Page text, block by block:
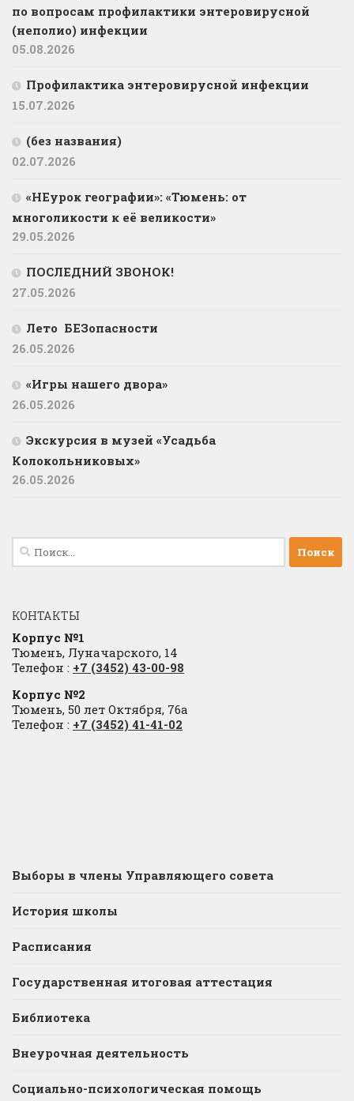
по вопросам профилактики энтеровирусной
(неполио) инфекции
05.08.2026
Профилактика энтеровирусной инфекции
15.07.2026
(без названия)
02.07.2026
«НЕурок географии»: «Тюмень: от
многоликости к её великости»
29.05.2026
ПОСЛЕДНИЙ ЗВОНОК!
27.05.2026
Лето БЕЗопасности
26.05.2026
«Игры нашего двора»
26.05.2026
Экскурсия в музей «Усадьба
Колокольниковых»
26.05.2026
Найти:
КОНТАКТЫ
Корпус №1
Тюмень, Луначарского, 14
Телефон : +7 (3452) 43-00-98
Корпус №2
Тюмень, 50 лет Октября, 76а
Телефон : +7 (3452) 41-41-02
Выборы в члены Управляющего совета
История школы
Расписания
Государственная итоговая аттестация
Библиотека
Внеурочная деятельность
Социально-психологическая помощь